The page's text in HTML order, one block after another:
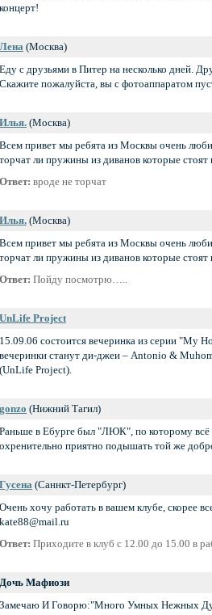
концерт!
Лена (Москва)
Еду с друзьями в Питер на несколько дней.
Скажите пожалуйста, вы с фотоаппаратом
Илья. (Москва)
Всем привет мы ребята из Москвы очень
торчат ли пружины из диванов которые
Ответ: вроде не торчат
Илья. (Москва)
Всем привет мы ребята из Москвы очень
торчат ли пружины из диванов которые
Ответ: Пойду посмотрю…..
UnLife Project
15.09.06 состоится вечеринка из серии "My
вечеринки станут ди-джеи – Antonio &
(UnLife Project).
gonzo (Нижний Тагил)
Раньше в Ебурге был "ЛЮК", по которому всё
охренительно приятно подышать той же
Гусена (Саннкт-Петербург)
Очень хочу работать в вашем клубе, скорее
kate88@mail.ru
Ответ: Приходите в клуб с 12.00 до 15.00 в
Дочь Мафиози
Замечаю И Говорю:"Много Умных Нежных